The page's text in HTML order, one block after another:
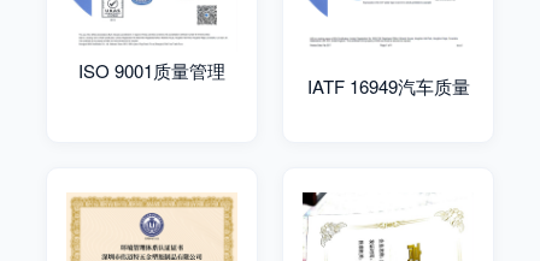
ISO 9001质量管理
IATF 16949汽车质量